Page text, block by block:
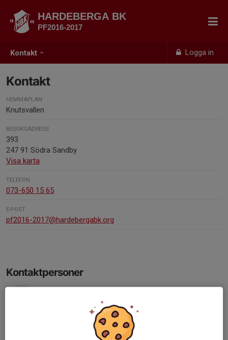
Kontakt Logga in
HARDEBERGA BK
PF2016-2017
Kontakt
HEMMAPLAN
Knutsvallen
BESÖKSADRESS
393
247 91 Södra Sandby
Visa karta
TELEFON
073-650 15 65
E-POST
pf2016-2017@hardebergabk.org
Kontaktpersoner
E-post visas bara för inloggade